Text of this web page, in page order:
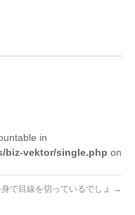
in
biz-vektor/single.php on
で目線を切っているでしょ →